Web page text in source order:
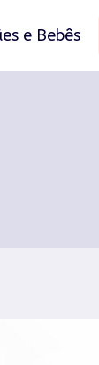
e Bebês